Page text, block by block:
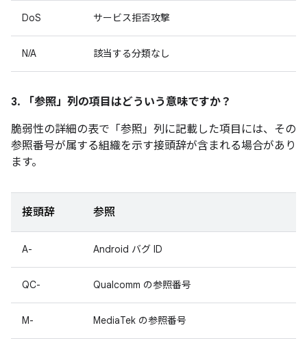
DoS サービス拒否攻撃
N/A 該当する分類なし
3. 「参照」 列の項目はどういう意味ですか？
脆弱性の詳細の表で「参照」 列に記載した項目には、その
参照番号が属する組織を示す接頭辞が含まれる場合があり
ます。
接頭辞 参照
A- Android バグ ID
QC- Qualcomm の参照番号
M- MediaTek の参照番号